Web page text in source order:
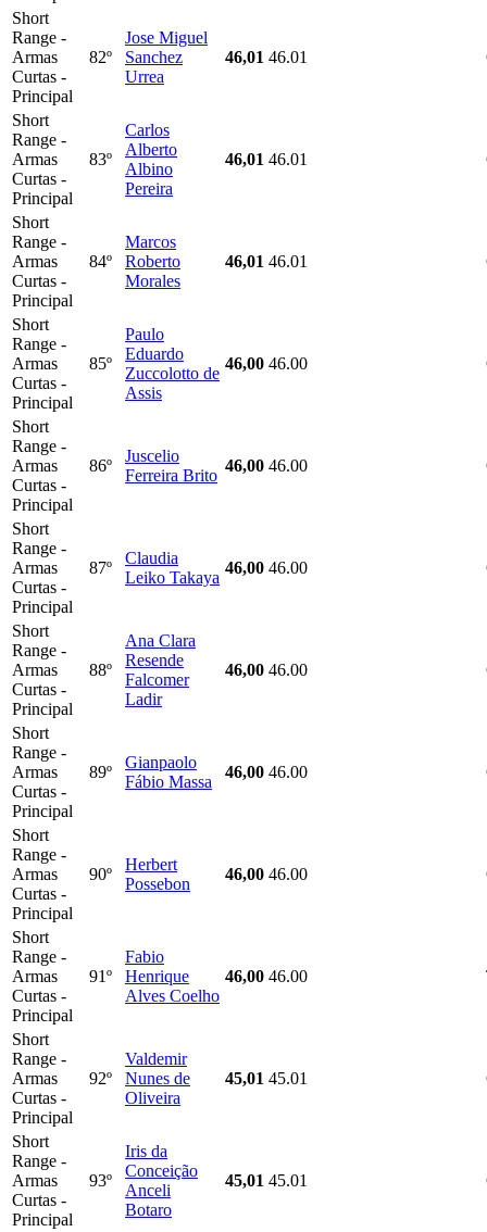
Short
Range -
Armas
Curtas -
Principal
82º
Jose Miguel
Sanchez
Urrea
46,01 46.01
Short
Range -
Armas
Curtas -
Principal
83º
Carlos
Alberto
Albino
Pereira
46,01 46.01
Short
Range -
Armas
Curtas -
Principal
84º
Marcos
Roberto
Morales
46,01 46.01
Short
Range -
Armas
Curtas -
Principal
85º
Paulo
Eduardo
Zuccolotto de
Assis
46,00 46.00
Short
Range -
Armas
Curtas -
Principal
86º
Juscelio
Ferreira Brito
46,00 46.00
Short
Range -
Armas
Curtas -
Principal
87º
Claudia
Leiko Takaya
46,00 46.00
Short
Range -
Armas
Curtas -
Principal
88º
Ana Clara
Resende
Falcomer
Ladir
46,00 46.00
Short
Range -
Armas
Curtas -
Principal
89º
Gianpaolo
Fábio Massa
46,00 46.00
Short
Range -
Armas
Curtas -
Principal
90º
Herbert
Possebon
46,00 46.00
Short
Range -
Armas
Curtas -
Principal
91º
Fabio
Henrique
Alves Coelho
46,00 46.00
Short
Range -
Armas
Curtas -
Principal
92º
Valdemir
Nunes de
Oliveira
45,01 45.01
Short
Range -
Armas
Curtas -
Principal
93º
Iris da
Conceição
Anceli
Botaro
45,01 45.01